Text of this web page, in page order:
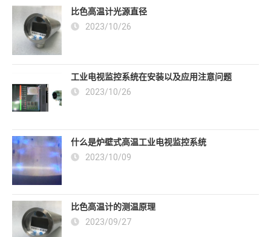
比色高温计光源直径
2023/10/26
工业电视监控系统在安装以及应用注意问题
2023/10/26
什么是炉壁式高温工业电视监控系统
2023/10/09
比色高温计的测温原理
2023/09/27